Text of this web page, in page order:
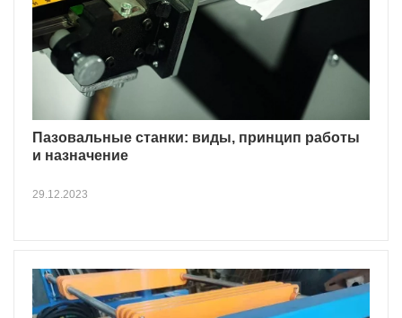
Пазовальные станки: виды, принцип работы
и назначение
29.12.2023